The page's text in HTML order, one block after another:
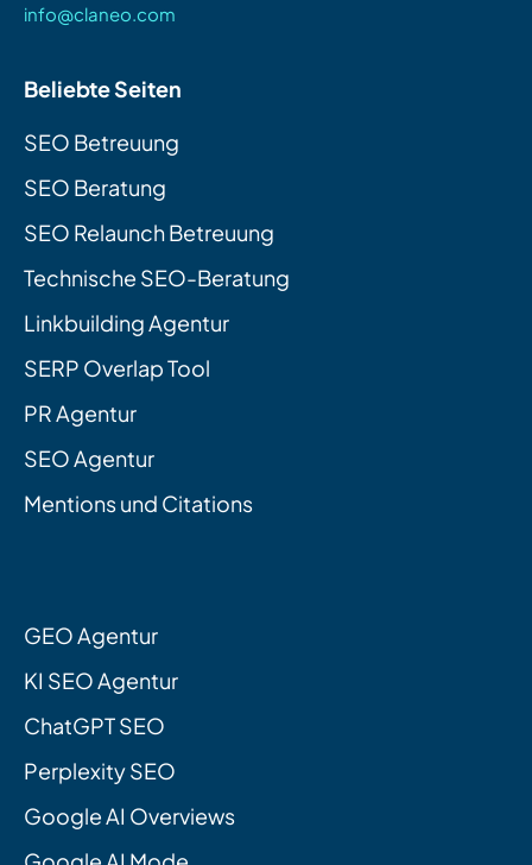
info@claneo.com
Beliebte Seiten
SEO Betreuung
SEO Beratung
SEO Relaunch Betreuung
Technische SEO-Beratung
Linkbuilding Agentur
SERP Overlap Tool
PR Agentur
SEO Agentur
Mentions und Citations
GEO Agentur
KI SEO Agentur
ChatGPT SEO
Perplexity SEO
Google AI Overviews